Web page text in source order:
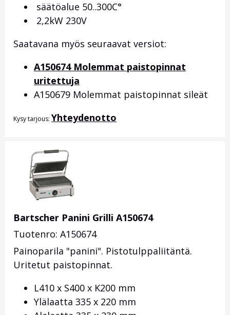
säätöalue 50..300C°
2,2kW 230V
Saatavana myös seuraavat versiot:
A150674 Molemmat paistopinnat
uritettuja
A150679 Molemmat paistopinnat sileät
Kysy tarjous: Yhteydenotto
Bartscher Panini Grilli A150674
Tuotenro: A150674
Painoparila "panini". Pistotulppaliitäntä.
Uritetut paistopinnat.
L410 x S400 x K200 mm
Ylälaatta 335 x 220 mm